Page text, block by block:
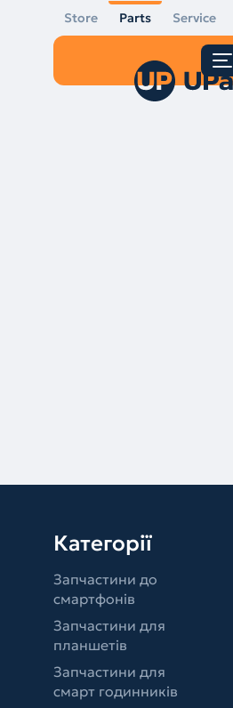
Store Parts Service
Категорії
Запчастини до
смартфонів
Запчастини для
планшетів
Запчастини для
смарт годинників